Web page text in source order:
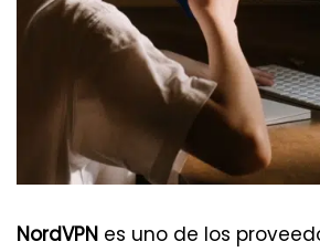
NordVPN es uno de los